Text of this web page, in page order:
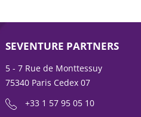
SEVENTURE PARTNERS
5 - 7 Rue de Monttessuy
75340 Paris Cedex 07
+33 1 57 95 05 10